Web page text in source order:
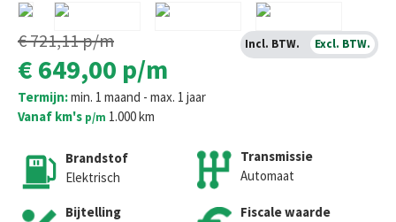
€ 721,11p/m
€ 649,00 p/m
Termijn:min. 1 maand - max. 1 jaar
Vanaf km's p/m 1.000 km
Brandstof
Elektrisch
Bijtelling
Transmissie
Automaat
Fiscale waarde
Incl. BTW. Excl. BTW.